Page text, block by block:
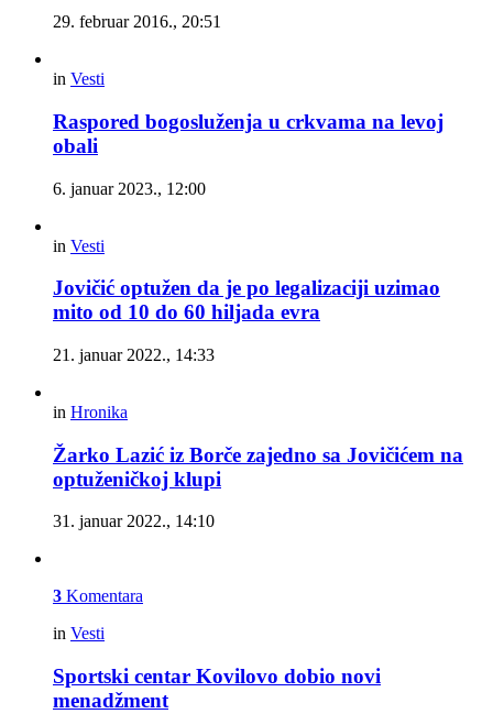
29. februar 2016., 20:51
in Vesti
Raspored bogosluženja u crkvama na levoj
obali
6. januar 2023., 12:00
in Vesti
Jovičić optužen da je po legalizaciji uzimao
mito od 10 do 60 hiljada evra
21. januar 2022., 14:33
in Hronika
Žarko Lazić iz Borče zajedno sa Jovičićem na
optuženičkoj klupi
31. januar 2022., 14:10
3 Komentara
in Vesti
Sportski centar Kovilovo dobio novi
menadžment